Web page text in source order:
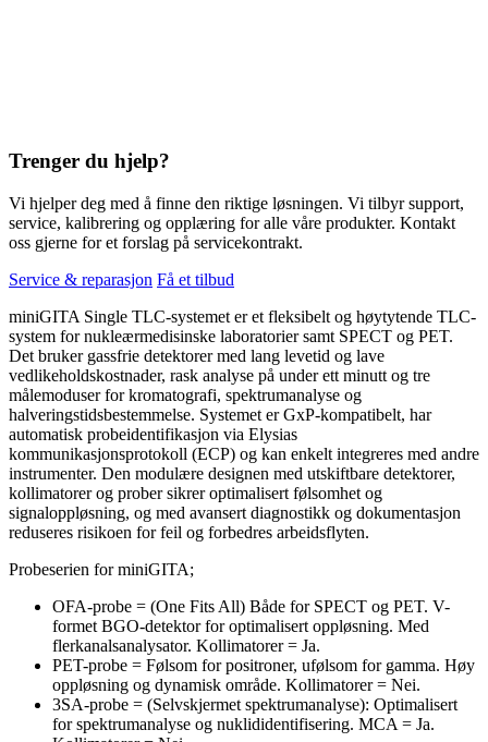
Trenger du hjelp?
Vi hjelper deg med å finne den riktige løsningen. Vi tilbyr support,
service, kalibrering og opplæring for alle våre produkter. Kontakt
oss gjerne for et forslag på servicekontrakt.
Service & reparasjon Få et tilbud
miniGITA Single TLC-systemet er et fleksibelt og høytytende TLC-
system for nukleærmedisinske laboratorier samt SPECT og PET.
Det bruker gassfrie detektorer med lang levetid og lave
vedlikeholdskostnader, rask analyse på under ett minutt og tre
målemoduser for kromatografi, spektrumanalyse og
halveringstidsbestemmelse. Systemet er GxP-kompatibelt, har
automatisk probeidentifikasjon via Elysias
kommunikasjonsprotokoll (ECP) og kan enkelt integreres med andre
instrumenter. Den modulære designen med utskiftbare detektorer,
kollimatorer og prober sikrer optimalisert følsomhet og
signaloppløsning, og med avansert diagnostikk og dokumentasjon
reduseres risikoen for feil og forbedres arbeidsflyten.
Probeserien for miniGITA;
OFA-probe = (One Fits All) Både for SPECT og PET. V-
formet BGO-detektor for optimalisert oppløsning. Med
flerkanalsanalysator. Kollimatorer = Ja.
PET-probe = Følsom for positroner, ufølsom for gamma. Høy
oppløsning og dynamisk område. Kollimatorer = Nei.
3SA-probe = (Selvskjermet spektrumanalyse): Optimalisert
for spektrumanalyse og nuklididentifisering. MCA = Ja.